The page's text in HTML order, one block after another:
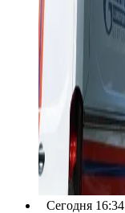
Сегодня 16:34